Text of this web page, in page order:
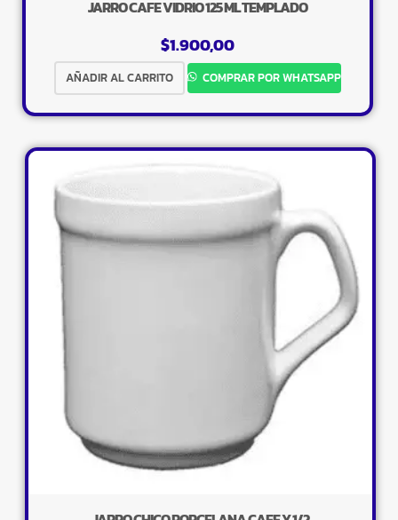
JARRO CAFE VIDRIO 125 ML TEMPLADO
$1.900,00
AÑADIR AL CARRITO COMPRAR POR WHATSAPP